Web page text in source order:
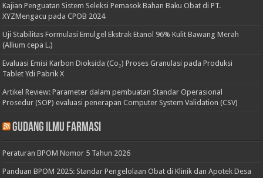
Kajian Penguatan Sistem Seleksi Pemasok Bahan Baku Obat di PT.
XYZMengacu pada CPOB 2024
Uji Stabilitas Formulasi Emulgel Ekstrak Etanol 96% Kulit Bawang Merah
(Allium cepa L.)
Evaluasi Emisi Karbon Dioksida (Co₂) Proses Granulasi pada Produksi
Tablet Ydi Pabrik X
Artikel Review: Parameter dalam pembuatan Standar Operasional
Prosedur (SOP) evaluasi penerapan Computer System Validation (CSV)
Gudang Ilmu Farmasi
Peraturan BPOM Nomor 5 Tahun 2026
Panduan BPOM 2025: Standar Pengelolaan Obat di Klinik dan Apotek Desa